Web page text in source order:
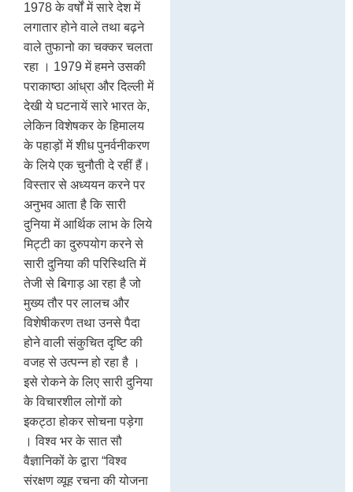
1978 के वर्षों में सारे देश में
लगातार होने वाले तथा बढ़ने
वाले तुफानो का चक्कर चलता
रहा । 1979 में हमने उसकी
पराकाष्ठा आंध्रा और दिल्ली में
देखी ये घटनायें सारे भारत के,
लेकिन विशेषकर के हिमालय
के पहाड़ों में शीध पुनर्वनीकरण
के लिये एक चुनौती दे रहीं हैं।
विस्तार से अध्ययन करने पर
अनुभव आता है कि सारी
दुनिया में आर्थिक लाभ के लिये
मिट्टी का दुरुपयोग करने से
सारी दुनिया की परिस्थिति में
तेजी से बिगाड़ आ रहा है जो
मुख्य तौर पर लालच और
विशेषीकरण तथा उनसे पैदा
होने वाली संकुचित दृष्टि की
वजह से उत्पन्न हो रहा है ।
इसे रोकने के लिए सारी दुनिया
के विचारशील लोगों को
इकट्ठा होकर सोचना पड़ेगा
। विश्व भर के सात सौ
वैज्ञानिकों के द्वारा “विश्व
संरक्षण व्यूह रचना की योजना